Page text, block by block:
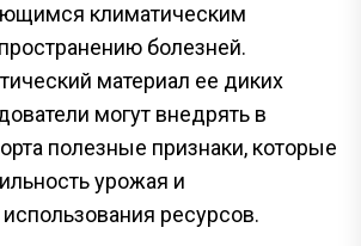
климатическим
болезней.
материал ее диких
могут внедрять в
полезные признаки, которые
урожая и
ресурсов.